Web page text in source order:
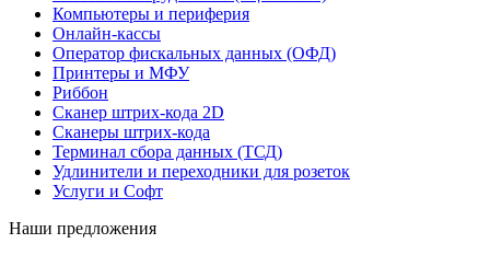
Компьютеры и периферия
Онлайн-кассы
Оператор фискальных данных (ОФД)
Принтеры и МФУ
Риббон
Сканер штрих-кода 2D
Сканеры штрих-кода
Терминал сбора данных (ТСД)
Удлинители и переходники для розеток
Услуги и Софт
Наши предложения